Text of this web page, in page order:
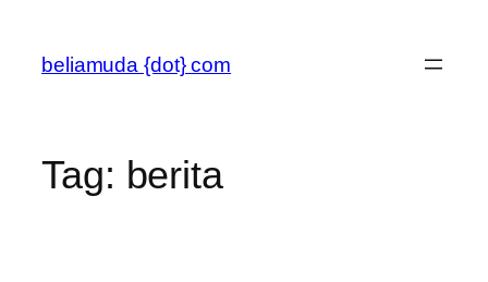
content
beliamuda {dot} com
Tag: berita